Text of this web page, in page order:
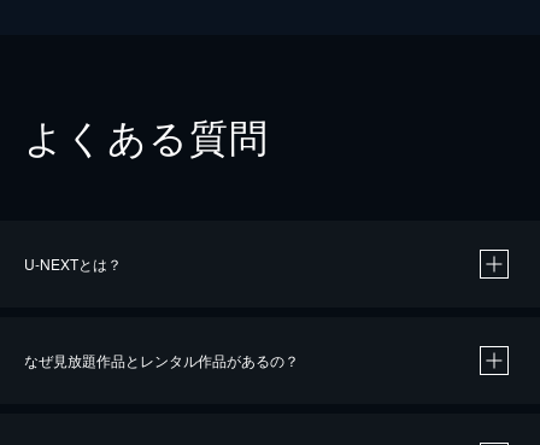
よくある質問
U-NEXTとは？
なぜ見放題作品とレンタル作品があるの？